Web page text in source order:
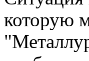
которую